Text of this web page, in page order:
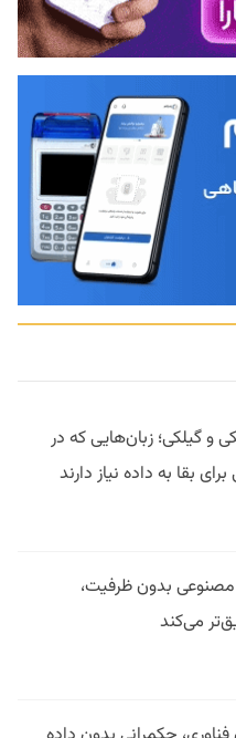
و گیلکی؛ زبان‌هایی که در
بقا به داده نیاز دارند
بدون ظرفیت،
می‌کند